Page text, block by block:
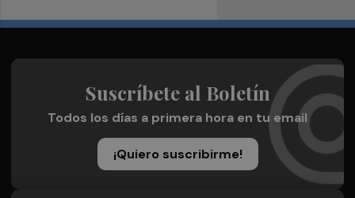
Suscríbete al Boletín
Todos los días a primera hora en tu email
¡Quiero suscribirme!